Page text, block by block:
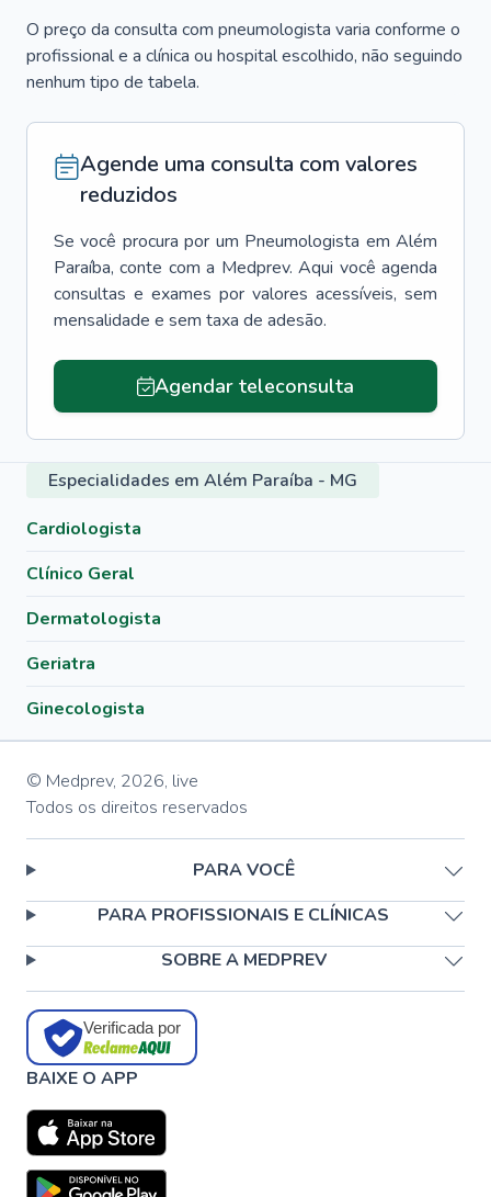
O preço da consulta com pneumologista varia conforme o
profissional e a clínica ou hospital escolhido, não seguindo
nenhum tipo de tabela.
Agende uma consulta com valores
reduzidos
Se você procura por um Pneumologista em Além
Paraíba, conte com a Medprev. Aqui você agenda
consultas e exames por valores acessíveis, sem
mensalidade e sem taxa de adesão.
Agendar teleconsulta
Especialidades em Além Paraíba - MG
Cardiologista
Clínico Geral
Dermatologista
Geriatra
Ginecologista
© Medprev, 2026, live
Todos os direitos reservados
PARA VOCÊ
PARA PROFISSIONAIS E CLÍNICAS
SOBRE A MEDPREV
Verificada por
BAIXE O APP